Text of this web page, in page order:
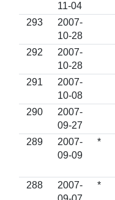
11-04
293
2007-
10-28
292
2007-
10-28
291
2007-
10-08
290
2007-
09-27
289
2007-
09-09
*
288
2007-
*